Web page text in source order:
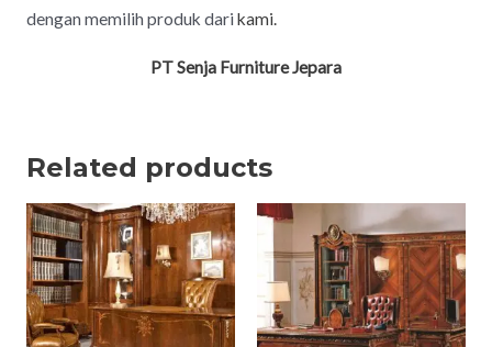
dengan memilih produk dari kami.
PT Senja Furniture Jepara
Related products